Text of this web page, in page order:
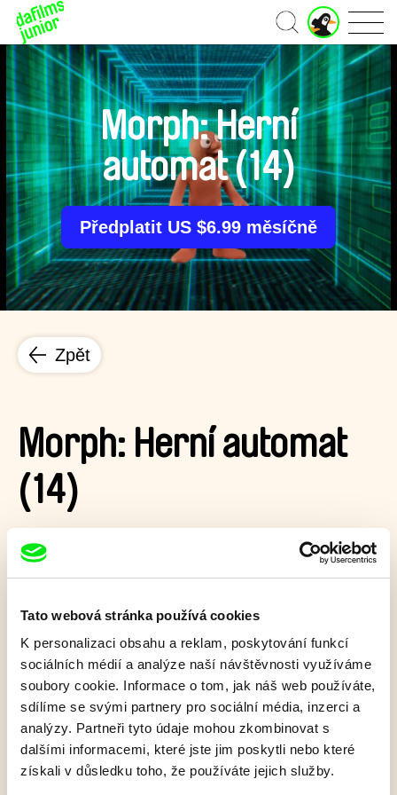
Tato webová stránka používá cookies
K personalizaci obsahu a reklam, poskytování funkcí
sociálních médií a analýze naší návštěvnosti využíváme
soubory cookie. Informace o tom, jak náš web používáte,
sdílíme se svými partnery pro sociální média, inzerci a
analýzy. Partneři tyto údaje mohou zkombinovat s
dalšími informacemi, které jste jim poskytli nebo které
získali v důsledku toho, že používáte jejich služby.
Domů
J
u
n
i
o
r
ú
č
e
t
Morph: Herní
automat (14)
Předplatit US $6.99 měsíčně
Zpět
Morph: Herní automat
(14)
Morph nemůže překonat Delilahino vysoké skóre v její
oblíbené videohře, a tak se sám stává součásti hry.
Film bohužel není dostupný :(
V našemaktuálním programuale objevíte další
skvělé filmy.